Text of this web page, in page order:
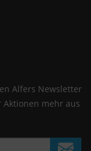
Alfers Newsletter
Aktionen mehr aus